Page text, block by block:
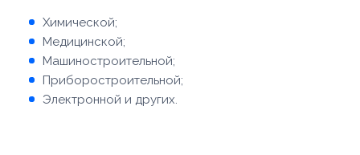
Химической;
Медицинской;
Машиностроительной;
Приборостроительной;
Электронной и других.